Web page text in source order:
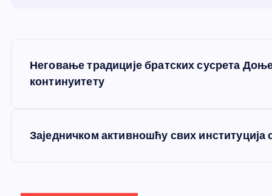
Неговање традиције братских сусрета
континуитету
Заједничком активношћу свих институција